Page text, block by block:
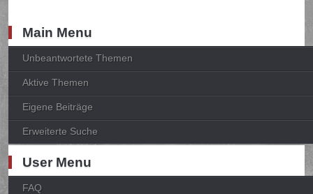
Main Menu
Unbeantwortete Themen
Aktive Themen
Eigene Beiträge
Erweiterte Suche
User Menu
FAQ